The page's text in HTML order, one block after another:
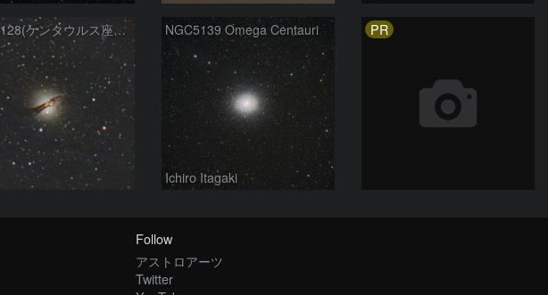
NGC5128(ケンタウルス座A） NGC5139 Omega Centauri
Ichiro Itagaki
PR
Follow
アストロアーツ
Twitter